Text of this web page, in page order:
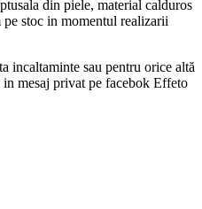
din piele, material calduros
stoc in momentul realizarii
incaltaminte sau pentru orice altă
in mesaj privat pe facebok Effeto